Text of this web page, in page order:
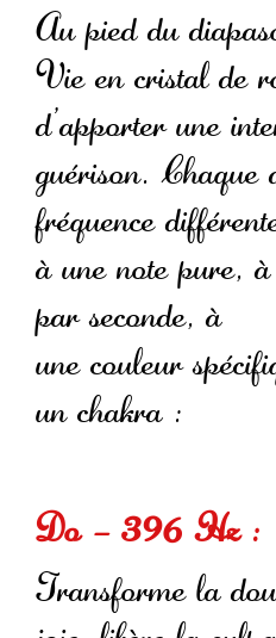
Au pied du
Vie en cristal de
d’apporter une
guérison. Chaque
fréquence
à une note pure,
par seconde, à
une couleur
un chakra :
Do – 396 Hz :
Transforme la